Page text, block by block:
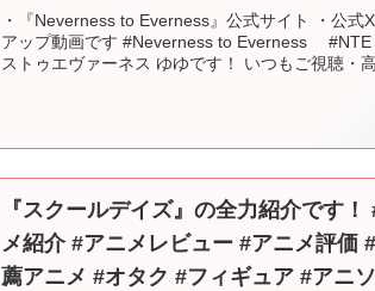
・『Neverness to Everness』公式サイト ・公
アップ動画です #Neverness to Everness #NTE
ストゥエヴァーネス ゆゆです！ いつもご視聴・
『スクールデイズ』の全力紹介です
メ紹介 #アニメレビュー #アニメ評価
薦アニメ #オタク #フィギュア #アニ